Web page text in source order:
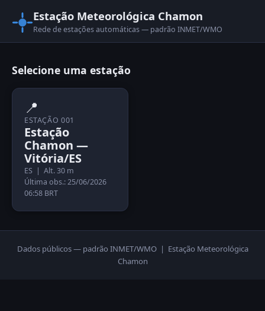
Estação Meteorológica Chamon
Rede de estações automáticas — padrão INMET/WMO
Selecione uma estação
📍
ESTAÇÃO 001
Estação
Chamon —
Vitória/ES
ES | Alt. 30 m
Última obs.: 25/06/2026
06:58 BRT
Dados públicos — padrão INMET/WMO | Estação Meteorológica
Chamon